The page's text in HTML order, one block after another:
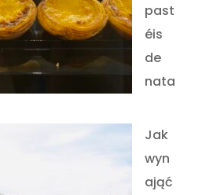
past
éis
de
nata
Jak
wyn
ająć